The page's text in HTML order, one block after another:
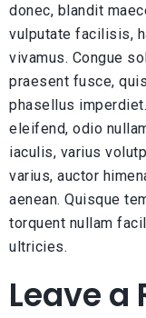
donec, blandit
vulputate facilisis,
vivamus. Congue
praesent fusce,
phasellus
eleifend, odio
iaculis, varius
varius, auctor
aenean. Quisque
torquent nullam
ultricies.
Leave a